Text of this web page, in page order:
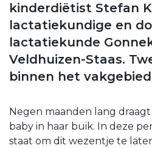
kinderdiëtist Stefan
lactatiekundige en
lactatiekunde
Veldhuizen-Staas.
binnen het
Negen maanden lang
baby in haar buik. In deze
staat om dit wezentje te